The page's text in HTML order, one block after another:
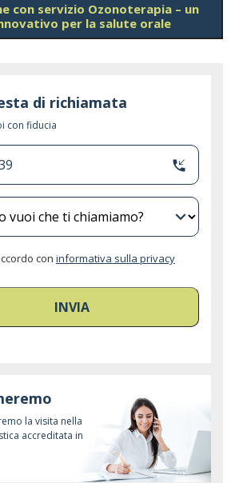
con servizio Ozonoterapia – un
per la salute orale
di richiamata
con fiducia
phone_callback
expand_more
con informativa sulla privacy
INVIA
la visita nella
accreditata in